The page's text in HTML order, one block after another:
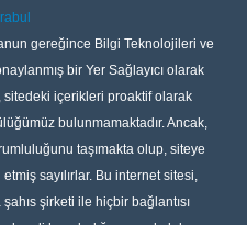
gereğince Bilgi Teknolojileri ve
bir Yer Sağlayıcı olarak
sitedeki içerikleri proaktif olarak
bulunmamaktadır. Ancak,
taşımakta olup, siteye
sayılırlar. Bu internet sitesi,
şirketi ile hiçbir bağlantısı